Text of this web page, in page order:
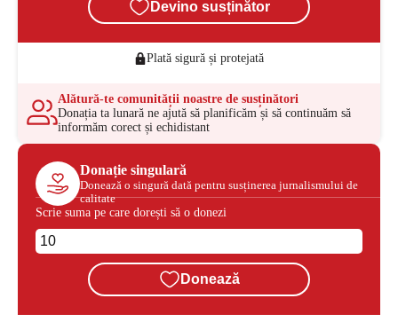
Devino susținător
Plată sigură și protejată
Alătură-te comunității noastre de susținători
Donația ta lunară ne ajută să planificăm și să continuăm să
informăm corect și echidistant
Donație singulară
Donează o singură dată pentru susținerea jurnalismului de
calitate
Scrie suma pe care dorești să o donezi
Donează